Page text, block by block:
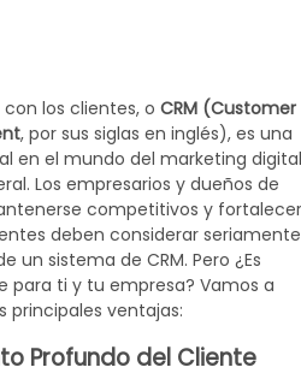
los clientes, o CRM (Customer
, por sus siglas en inglés), es una
en el mundo del marketing digital
Los empresarios y dueños de
competitivos y fortalecer
deben considerar seriamente
un sistema de CRM. Pero ¿Es
ti y tu empresa? Vamos a
principales ventajas:
Profundo del Cliente